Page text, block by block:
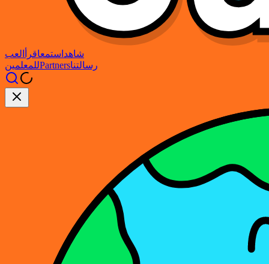
شاهد استمعاقرأ
العب
للمعلمينPartnersرسالتنا